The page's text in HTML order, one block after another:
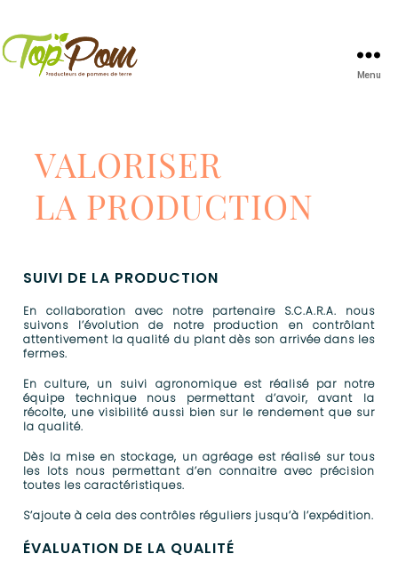
Menu
VALORISER
LA PRODUCTION
SUIVI DE LA PRODUCTION​
En collaboration avec notre partenaire S.C.A.R.A. nous
suivons l’évolution de notre production en contrôlant
attentivement la qualité du plant dès son arrivée dans les
fermes.
En culture, un suivi agronomique est réalisé par notre
équipe technique nous permettant d’avoir, avant la
récolte, une visibilité aussi bien sur le rendement que sur
la qualité.
Dès la mise en stockage, un agréage est réalisé sur tous
les lots nous permettant d’en connaitre avec précision
toutes les caractéristiques.
S’ajoute à cela des contrôles réguliers jusqu’à l’expédition.
ÉVALUATION DE LA QUALITÉ